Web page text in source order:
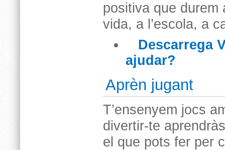
positiva que durem
vida, a l’escola, a
Descarrega
ajudar?
Aprèn jugant
T’ensenyem jocs
divertir-te
el que pots fer per